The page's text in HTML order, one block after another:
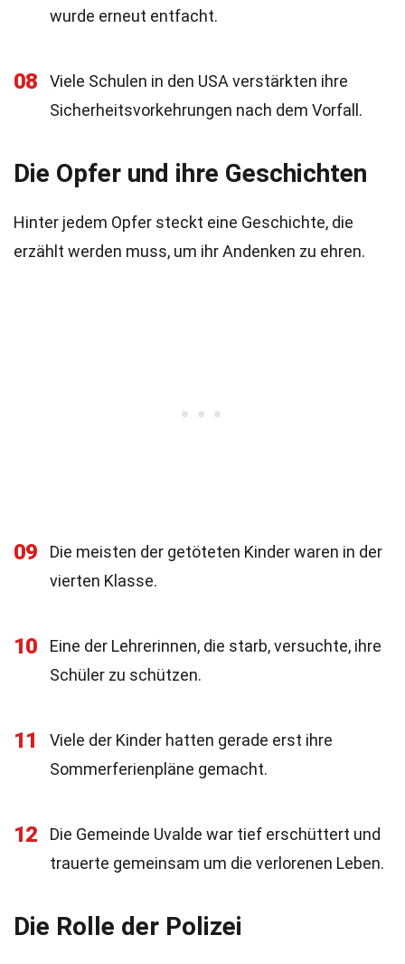
wurde erneut entfacht.
08
Viele Schulen in den USA verstärkten ihre
Sicherheitsvorkehrungen nach dem Vorfall.
Die Opfer und ihre Geschichten
Hinter jedem Opfer steckt eine Geschichte, die
erzählt werden muss, um ihr Andenken zu ehren.
09
Die meisten der getöteten Kinder waren in der
vierten Klasse.
10
Eine der Lehrerinnen, die starb, versuchte, ihre
Schüler zu schützen.
11
Viele der Kinder hatten gerade erst ihre
Sommerferienpläne gemacht.
12
Die Gemeinde Uvalde war tief erschüttert und
trauerte gemeinsam um die verlorenen Leben.
Die Rolle der Polizei